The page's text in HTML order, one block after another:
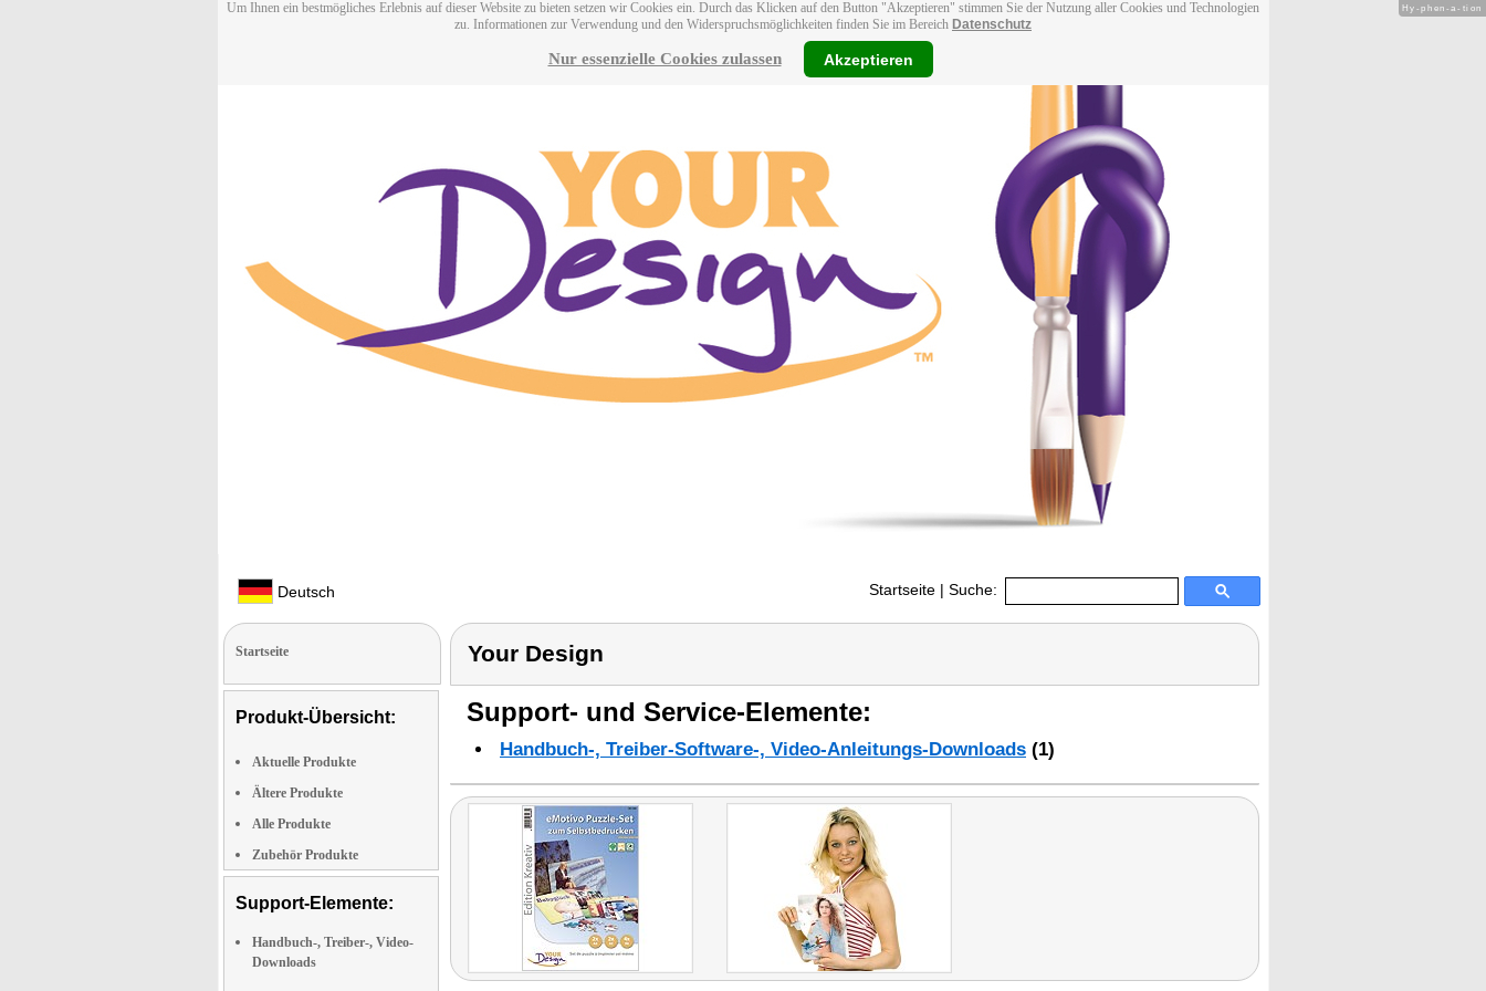
Um Ihnen ein bestmögliches Erlebnis auf dieser Website zu bieten setzen wir Cookies ein. Durch das Klicken auf den Button "Akzeptieren" stimmen Sie der Nutzung aller Cookies und Technologien
zu. Informationen zur Verwendung und den Widerspruchsmöglichkeiten finden Sie im Bereich Datenschutz
Nur essenzielle Cookies zulassen Akzeptieren
Deutsch Startseite | Suche:
Startseite
Produkt-Übersicht:
Aktuelle Produkte
Ältere Produkte
Alle Produkte
Zubehör Produkte
Support-Elemente:
Handbuch-, Treiber-, Video-
Downloads
Your Design
Support- und Service-Elemente:
Handbuch-, Treiber-Software-, Video-Anleitungs-Downloads (1)
Hy-phen-a-tion